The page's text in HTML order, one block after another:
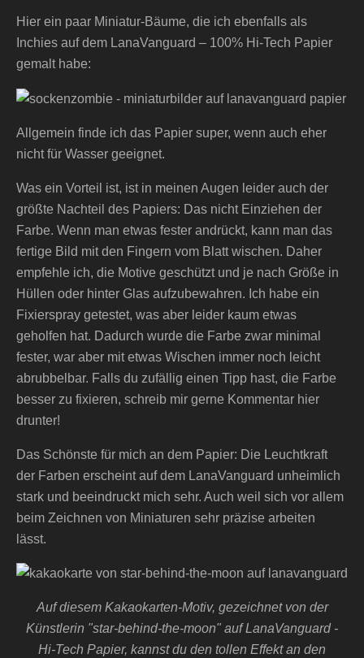
Hier ein paar Miniatur-Bäume, die ich ebenfalls als
Inchies auf dem LanaVanguard – 100% Hi-Tech Papier
gemalt habe:
Allgemein finde ich das Papier super, wenn auch eher
nicht für Wasser geeignet.
Was ein Vorteil ist, ist in meinen Augen leider auch der
größte Nachteil des Papiers: Das nicht Einziehen der
Farbe. Wenn man etwas fester andrückt, kann man das
fertige Bild mit den Fingern vom Blatt wischen. Daher
empfehle ich, die Motive geschützt und je nach Größe in
Hüllen oder hinter Glas aufzubewahren. Ich habe ein
Fixierspray getestet, was aber leider kaum etwas
geholfen hat. Dadurch wurde die Farbe zwar minimal
fester, war aber mit etwas Wischen immer noch leicht
abrubbelbar. Falls du zufällig einen Tipp hast, die Farbe
besser zu fixieren, schreib mir gerne Kommentar hier
drunter!
Das Schönste für mich an dem Papier: Die Leuchtkraft
der Farben erscheint auf dem LanaVanguard unheimlich
stark und beeindruckt mich sehr. Auch weil sich vor allem
beim Zeichnen von Miniaturen sehr präzise arbeiten
lässt.
Auf diesem Kakaokarten-Motiv, gezeichnet von der
Künstlerin "star-behind-the-moon" auf LanaVanguard -
Hi-Tech Papier, kannst du den tollen Effekt an den